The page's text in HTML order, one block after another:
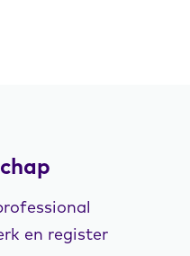
en register